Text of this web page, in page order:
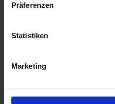
Präferenzen
Statistiken
Marketing
Begutachtungsstelle
Gebührenordnung